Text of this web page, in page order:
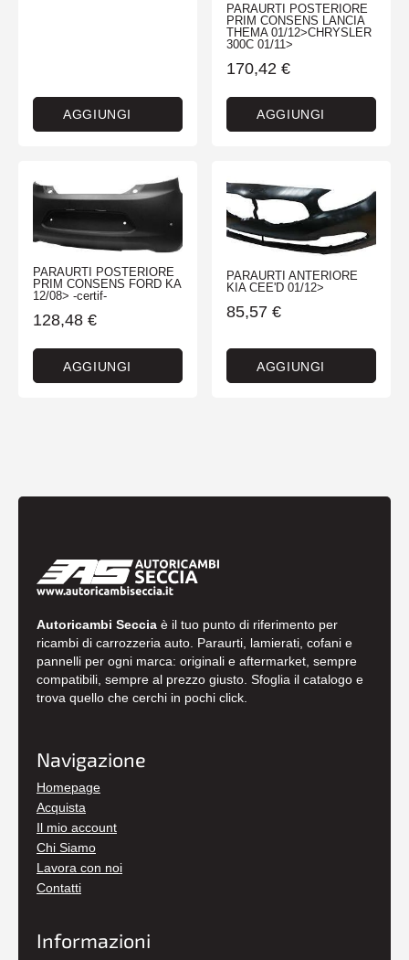
AGGIUNGI
PARAURTI POSTERIORE
PRIM CONSENS LANCIA
THEMA 01/12>CHRYSLER
300C 01/11>
170,42 €
AGGIUNGI
PARAURTI POSTERIORE
PRIM CONSENS FORD KA
12/08> -certif-
128,48 €
AGGIUNGI
PARAURTI ANTERIORE
KIA CEE'D 01/12>
85,57 €
AGGIUNGI
Autoricambi Seccia è il tuo punto di riferimento per
ricambi di carrozzeria auto. Paraurti, lamierati, cofani e
pannelli per ogni marca: originali e aftermarket, sempre
compatibili, sempre al prezzo giusto. Sfoglia il catalogo e
trova quello che cerchi in pochi click.
Navigazione
Homepage
Acquista
Il mio account
Chi Siamo
Lavora con noi
Contatti
Informazioni